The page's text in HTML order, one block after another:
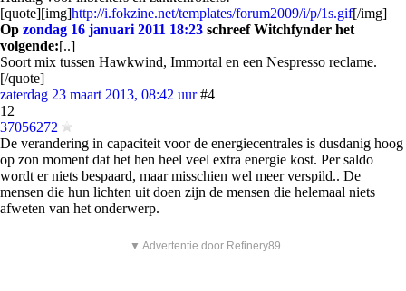
[quote][img]http://i.fokzine.net/templates/forum2009/i/p/1s.gif[/img]
Op zondag 16 januari 2011 18:23 schreef Witchfynder het
volgende:[..]
Soort mix tussen Hawkwind, Immortal en een Nespresso reclame.
[/quote]
zaterdag 23 maart 2013, 08:42 uur #4
12
37056272
De verandering in capaciteit voor de energiecentrales is dusdanig hoog
op zon moment dat het hen heel veel extra energie kost. Per saldo
wordt er niets bespaard, maar misschien wel meer verspild.. De
mensen die hun lichten uit doen zijn de mensen die helemaal niets
afweten van het onderwerp.
▼ Advertentie door Refinery89